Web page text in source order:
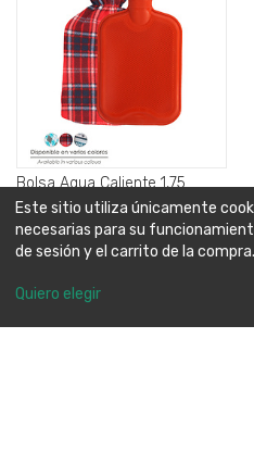
Bolsa Agua Caliente 1,75
Litros Polar Colores Surtidos.
8,65€
Este sitio utiliza únicamente
necesarias para su
de sesión y el carrito de la compra.
Quiero elegir